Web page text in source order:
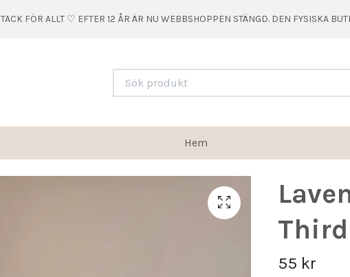
TACK FÖR ALLT ♡ EFTER 12 ÅR ÄR NU WEBBSHOPPEN STÄNGD. DEN FYSISKA
Hem
55 kr